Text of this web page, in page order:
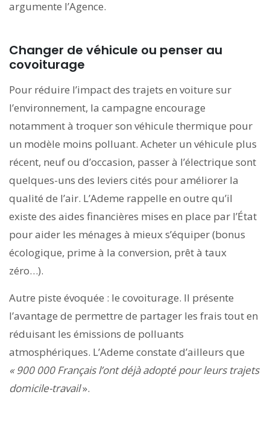
argumente l’Agence.
Changer de véhicule ou penser au
covoiturage
Pour réduire l’impact des trajets en voiture sur
l’environnement, la campagne encourage
notamment à troquer son véhicule thermique pour
un modèle moins polluant. Acheter un véhicule plus
récent, neuf ou d’occasion, passer à l’électrique sont
quelques-uns des leviers cités pour améliorer la
qualité de l’air. L’Ademe rappelle en outre qu’il
existe des aides financières mises en place par l’État
pour aider les ménages à mieux s’équiper (bonus
écologique, prime à la conversion, prêt à taux
zéro…).
Autre piste évoquée : le covoiturage. Il présente
l’avantage de permettre de partager les frais tout en
réduisant les émissions de polluants
atmosphériques. L’Ademe constate d’ailleurs que
« 900 000 Français l’ont déjà adopté pour leurs trajets
domicile-travail».